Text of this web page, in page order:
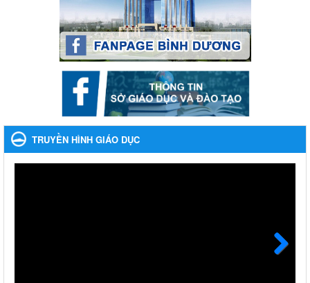
Kế hoạch Tổ chức Hội trại truyền thống học sinh thị xã Bến
Cát Lần thứ VIII, năm học 2023-2024
Kế hoạch Tổ chức Hội trại truyền thống học sinh thị xã Bến Cát
Lần thứ VIII, năm học 2023-2024
Ngày ban hành: 28/12/2023
Phối hợp rà soát nhu cầu tiêm vắc xin phòng Covid 19
Phối hợp rà soát nhu cầu tiêm vắc xin phòng Covid 19
Ngày ban hành: 22/11/2023
Phát động, triển khai Cuộc thi " An toàn giao thông cho nụ
TRUYỀN HÌNH GIÁO DỤC